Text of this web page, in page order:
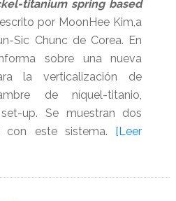
titanium spring based
por MoonHee Kim,a
Sic Chunc de Corea. En
sobre una nueva
la verticalización de
de níquel-titanio,
up. Se muestran dos
con este sistema. [Leer